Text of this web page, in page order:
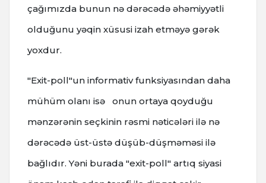
çağımızda bunun nə dərəcədə əhəmiyyətli
olduğunu yəqin xüsusi izah etməyə gərək
yoxdur.
"Exit-poll"un informativ funksiyasından daha
mühüm olanı isə onun ortaya qoyduğu
mənzərənin seçkinin rəsmi nəticələri ilə nə
dərəcədə üst-üstə düşüb-düşməməsi ilə
bağlıdır. Yəni burada "exit-poll" artıq siyasi